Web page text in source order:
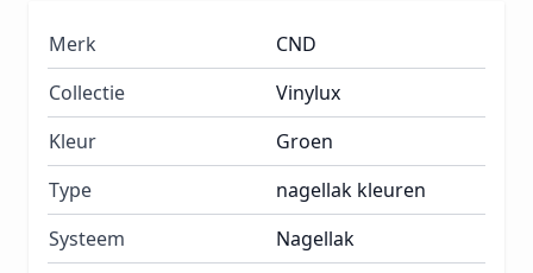
Merk
CND
Collectie
Vinylux
Kleur
Groen
Type
nagellak kleuren
Systeem
Nagellak